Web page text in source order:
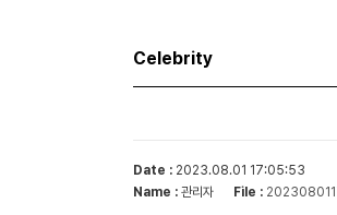
Celebrity
Date : 2023.08.01 17:05:53
Name : 관리자 File :